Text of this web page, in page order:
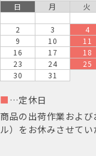
日 月 火
2
3 4
9
10 11
16
17 18
23
24 25
30
31
■ …定休日
商品の出荷作業およ
ル）をお休みさせてい